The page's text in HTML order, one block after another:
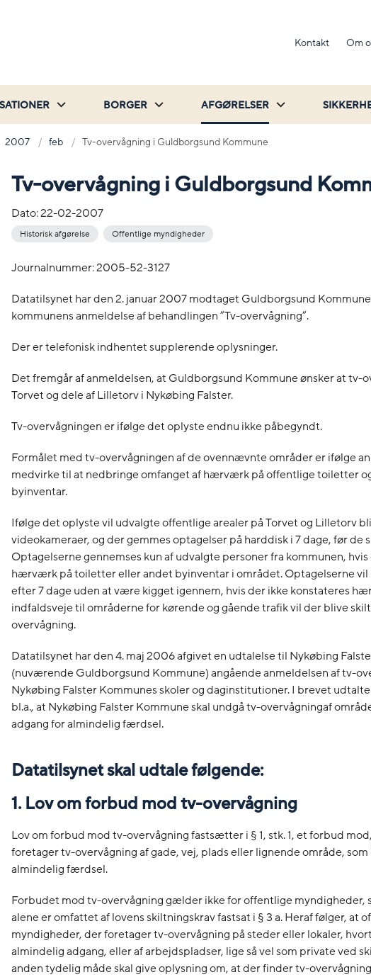
Kontakt Om
BORGER AFGØRELSER
2007 feb Tv-overvågning i Guldborgsund Kommune
Tv-overvågning i Guldborgsund
Dato:22-02-2007
Historisk afgørelse Offentlige myndigheder
Journalnummer: 2005-52-3127
Datatilsynet har den 2. januar 2007 modtaget Guldborgsund
kommunens anmeldelse af behandlingen ”Tv-overvågning”.
Der er telefonisk indhentet supplerende oplysninger.
Det fremgår af anmeldelsen, at Guldborgsund Kommune ønsker at tv-
Torvet og dele af Lilletorv i Nykøbing Falster.
Tv-overvågningen er ifølge det oplyste endnu ikke påbegyndt.
Formålet med tv-overvågningen af de ovennævnte områder er ifølge
medvirke til at nedbringe omfanget af hærværk på offentlige toiletter
byinventar.
Ifølge det oplyste vil udvalgte offentlige arealer på Torvet og Lilletorv
videokameraer, og der gemmes optagelser på harddisk i 7 dage, før de
Optagelserne gennemses kun af udvalgte personer fra kommunen,
hærværk på toiletter eller andet byinventar i området. Optagelserne
efter 7 dage uden at være kigget igennem, hvis der ikke konstateres
indfaldsveje til områderne for kørende og gående trafik vil der blive
overvågning.
Datatilsynet har den 4. maj 2006 afgivet en udtalelse til Nykøbing
(nuværende Guldborgsund Kommune) angående anmeldelsen af tv-
Nykøbing Falster Kommunes skoler og daginstitutioner. I brevet
bl.a., at Nykøbing Falster Kommune skal undgå tv-overvågningaf
adgang for almindelig færdsel.
Datatilsynet skal udtale følgende:
1. Lov om forbud mod tv-overvågning
Lov om forbud mod tv-overvågning fastsætter i § 1, stk. 1, et forbud
foretager tv-overvågning af gade, vej, plads eller lignende område,
almindelig færdsel.
Forbudet mod tv-overvågning gælder ikke for offentlige myndigheder,
alene er omfattet af lovens skiltningskrav fastsat i § 3 a. Heraf følger, at
myndigheder, der foretager tv-overvågning på steder eller lokaler,
almindelig adgang, eller af arbejdspladser, lige så vel som private ved
anden tydelig måde skal give oplysning om, at der finder tv-